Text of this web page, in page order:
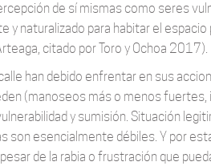
de sí mismas como seres
y naturalizado para habitar el
citado por Toro y Ochoa 2017).
han debido enfrentar en sus
(manoseos más o menos
y sumisión. Situación
son esencialmente débiles. Y por
de la rabia o frustración que